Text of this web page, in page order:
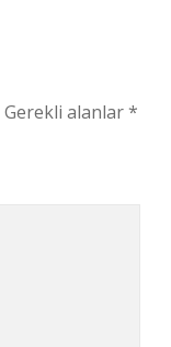
Gerekli alanlar*